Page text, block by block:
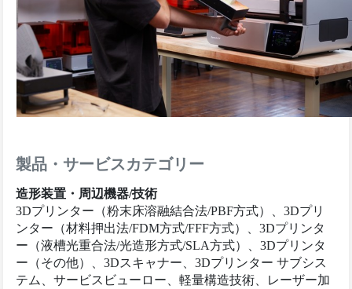
製品・サービスカテゴリー
造形装置・周辺機器/技術
3Dプリンター（粉末床溶融結合法/PBF方式）、3Dプリ
ンター（材料押出法/FDM方式/FFF方式）、3Dプリンタ
ー（液槽光重合法/光造形方式/SLA方式）、3Dプリンタ
ー（その他）、3Dスキャナー、3Dプリンター サブシス
テム、サービスビューロー、軽量構造技術、レーザー加